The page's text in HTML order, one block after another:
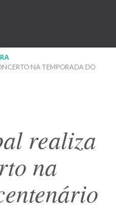
NA TEMPORADA DO
realiza
na